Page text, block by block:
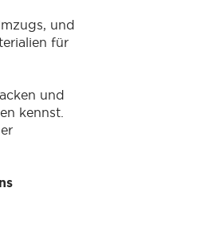
und
für
und
kennst.